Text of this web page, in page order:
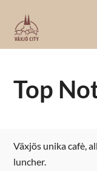
Top
Växjös unika cafè,
luncher.